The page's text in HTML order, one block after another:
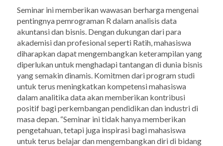
Seminar ini memberikan wawasan berharga mengenai
pentingnya pemrograman R dalam analisis data
akuntansi dan bisnis. Dengan dukungan dari para
akademisi dan profesional seperti Ratih, mahasiswa
diharapkan dapat mengembangkan keterampilan yang
diperlukan untuk menghadapi tantangan di dunia bisnis
yang semakin dinamis. Komitmen dari program studi
untuk terus meningkatkan kompetensi mahasiswa
dalam analitika data akan memberikan kontribusi
positif bagi perkembangan pendidikan dan industri di
masa depan. “Seminar ini tidak hanya memberikan
pengetahuan, tetapi juga inspirasi bagi mahasiswa
untuk terus belajar dan mengembangkan diri di bidang